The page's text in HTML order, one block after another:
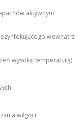
aktywnym
wewnątrz
wysoką temperaturą)
wilgoci